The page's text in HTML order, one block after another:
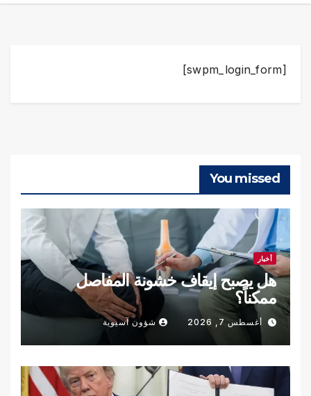
[swpm_login_form]
You missed
أخبار
هل يصبح إيقاف خشونة المفاصل
ممكناً؟
أغسطس 7, 2026 شؤون آسيوية